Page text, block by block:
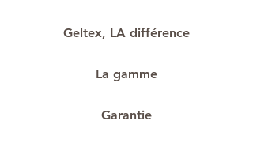
Geltex, LA différence
La gamme
Garantie